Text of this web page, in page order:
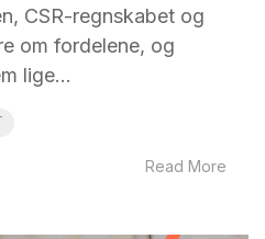
CSR-regnskabet og
om fordelene, og
lige...
Read More